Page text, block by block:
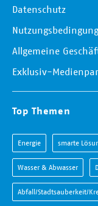
Datenschutz
Allgemeine
Exklusiv-
Top Themen
Energie smarte
Wasser & Abwasser
Abfall/Stadtsauberkeit/